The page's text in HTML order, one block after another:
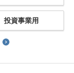
投資事業用